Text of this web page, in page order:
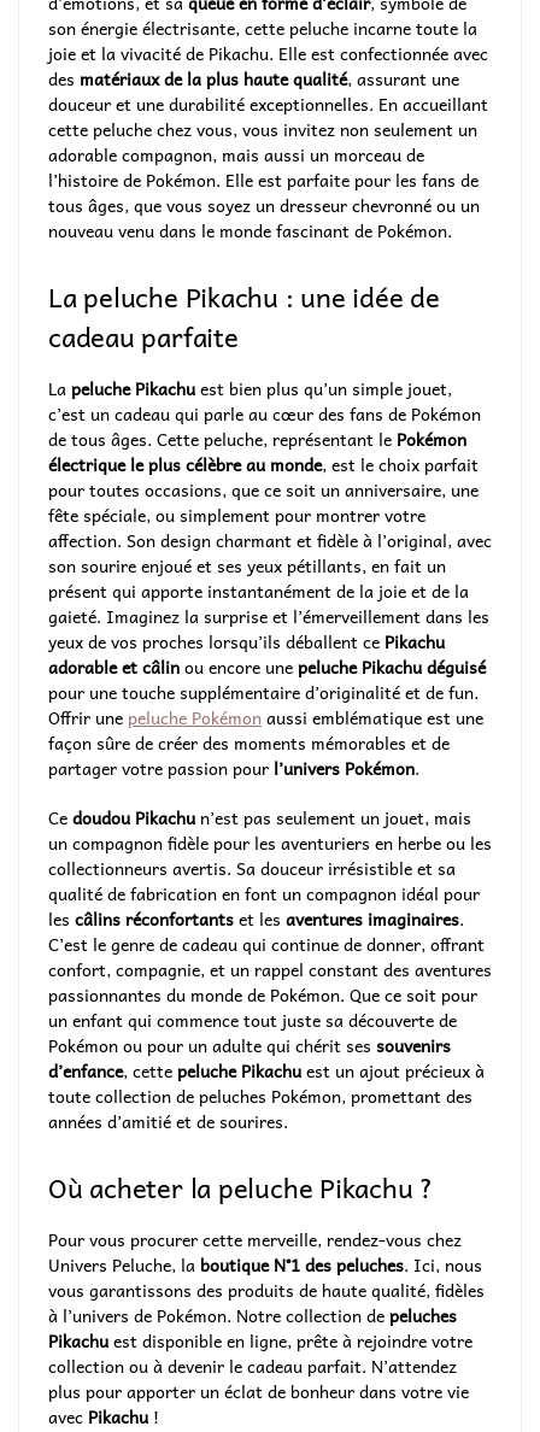
son énergie électrisante, cette peluche incarne toute la
joie et la vivacité de Pikachu. Elle est confectionnée avec
des matériaux de la plus haute qualité, assurant une
douceur et une durabilité exceptionnelles. En accueillant
cette peluche chez vous, vous invitez non seulement un
adorable compagnon, mais aussi un morceau de
l’histoire de Pokémon. Elle est parfaite pour les fans de
tous âges, que vous soyez un dresseur chevronné ou un
nouveau venu dans le monde fascinant de Pokémon.
La peluche Pikachu : une idée de
cadeau parfaite
La peluche Pikachuest bien plus qu’un simple jouet,
c’est un cadeau qui parle au cœur des fans de Pokémon
de tous âges. Cette peluche, représentant le Pokémon
électrique le plus célèbre au monde, est le choix parfait
pour toutes occasions, que ce soit un anniversaire, une
fête spéciale, ou simplement pour montrer votre
affection. Son design charmant et fidèle à l’original, avec
son sourire enjoué et ses yeux pétillants, en fait un
présent qui apporte instantanément de la joie et de la
gaieté. Imaginez la surprise et l’émerveillement dans les
yeux de vos proches lorsqu’ils déballent ce Pikachu
adorable et câlinou encore unepeluche Pikachu déguisé
pour une touche supplémentaire d’originalité et de fun.
Offrir une peluche Pokémonaussi emblématique est une
façon sûre de créer des moments mémorables et de
partager votre passion pour l’univers Pokémon.
Cedoudou Pikachun’est pas seulement un jouet, mais
un compagnon fidèle pour les aventuriers en herbe ou les
collectionneurs avertis. Sa douceur irrésistible et sa
qualité de fabrication en font un compagnon idéal pour
les câlins réconfortantset les aventures imaginaires.
C’est le genre de cadeau qui continue de donner, offrant
confort, compagnie, et un rappel constant des aventures
passionnantes du monde de Pokémon. Que ce soit pour
un enfant qui commence tout juste sa découverte de
Pokémon ou pour un adulte qui chérit ses souvenirs
d’enfance, cettepeluche Pikachuest un ajout précieux à
toute collection de peluches Pokémon, promettant des
années d’amitié et de sourires.
Où acheter la peluche Pikachu ?
Pour vous procurer cette merveille, rendez-vous chez
Univers Peluche, la boutique N°1 des peluches. Ici, nous
vous garantissons des produits de haute qualité, fidèles
à l’univers de Pokémon. Notre collection depeluches
Pikachuest disponible en ligne, prête à rejoindre votre
collection ou à devenir le cadeau parfait. N’attendez
plus pour apporter un éclat de bonheur dans votre vie
avec Pikachu !